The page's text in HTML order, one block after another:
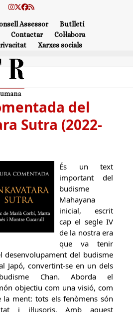
Instagram
Twitter
Facebook
RSS
Assessor
Butlletí
Contactar
Col·labora
Xarxes socials
del
Sutra (2022-
És un text
important del
budisme
Mahayana
inicial, escrit
cap el segle IV
de la nostra era
que va tenir
desenvolupament del budisme
Japó, convertint-se en un dels
Chan. Aborda el
objectiu com una visió, com
la ment: tots els fenòmens són
i il·lusoris. Amb aquest